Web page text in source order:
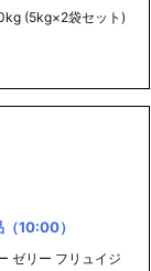
(5kg×2袋セット)
10:00）
ゼリー フリュイジ